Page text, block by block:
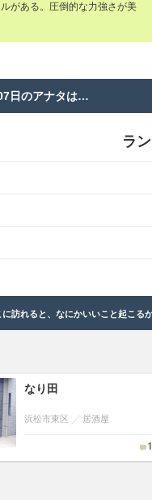
がある。圧倒的な力強さが美
日のアナタは…
ラ
に訪れると、なにかいいこと起こる
なり田
浜松市東区 居酒屋
1